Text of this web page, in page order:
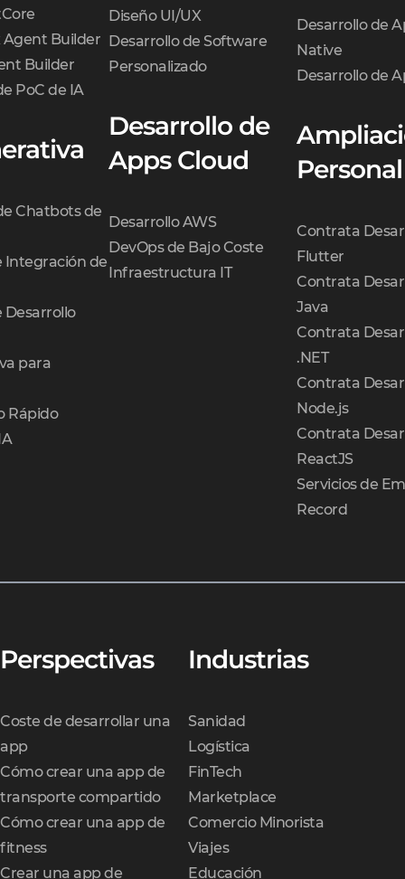
Agent Builder
Builder
PoC de IA
Chatbots de
Integración de
Desarrollo
para
Rápido
Diseño UI/UX
Desarrollo de Software
Personalizado
Desarrollo de
Apps Cloud
Desarrollo AWS
DevOps de Bajo Coste
Infraestructura IT
Desarrollo de
Native
Desarrollo de
Contrata
Flutter
Contrata
Java
Contrata
.NET
Contrata
Node.js
Contrata
ReactJS
Servicios de
Record
Perspectivas
Coste de desarrollar una
app
Cómo crear una app de
transporte compartido
Cómo crear una app de
fitness
Crear una app de
Industrias
Sanidad
Logística
FinTech
Marketplace
Comercio Minorista
Viajes
Educación